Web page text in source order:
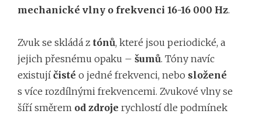
mechanické vlny o frekvenci 16-16 000 Hz.
Zvuk se skládá z tónů, které jsou periodické, a
jejich přesnému opaku – šumů. Tóny navíc
existují čisté o jedné frekvenci, nebo složené
s více rozdílnými frekvencemi. Zvukové vlny se
šíří směrem od zdroje rychlostí dle podmínek